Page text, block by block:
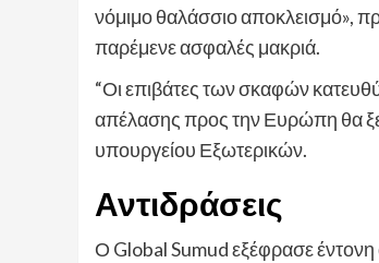
νόμιμο θαλάσσιο αποκλεισμό»,
παρέμενε ασφαλές μακριά.
“Οι επιβάτες των σκαφών
απέλασης προς την Ευρώπη θα
υπουργείου Εξωτερικών.
Αντιδράσεις
Ο Global Sumud εξέφρασε έντονη